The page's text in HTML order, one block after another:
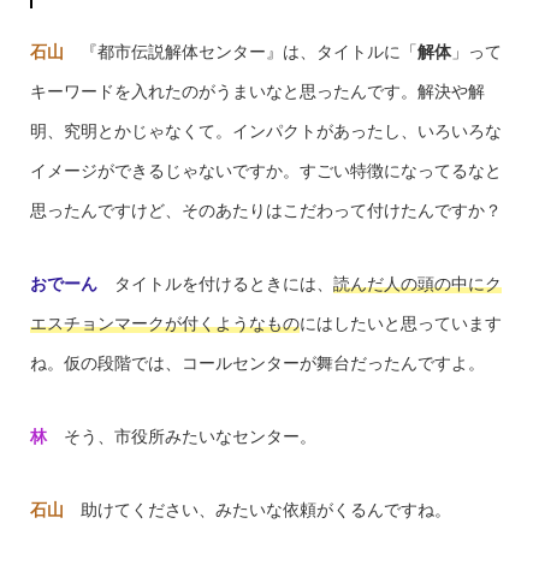
石山 『都市伝説解体センター』は、タイトルに「解体」って
キーワードを入れたのがうまいなと思ったんです。解決や解
明、究明とかじゃなくて。インパクトがあったし、いろいろな
イメージができるじゃないですか。すごい特徴になってるなと
思ったんですけど、そのあたりはこだわって付けたんですか？
おでーんタイトルを付けるときには、 読んだ人の頭の中にク
エスチョンマークが付くようなものにはしたいと思っています
ね。仮の段階では、コールセンターが舞台だったんですよ。
林そう、市役所みたいなセンター。
石山 助けてください、みたいな依頼がくるんですね。